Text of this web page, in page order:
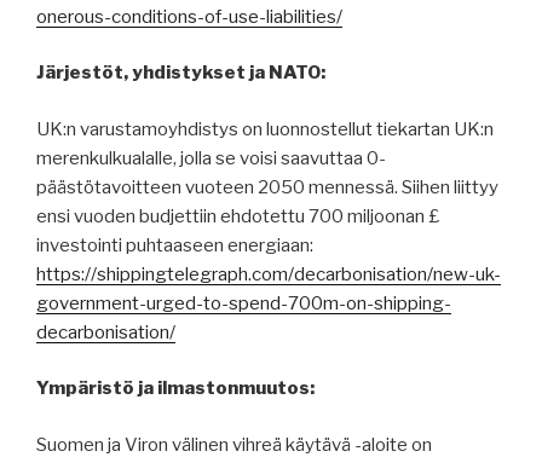
onerous-conditions-of-use-liabilities/
Järjestöt, yhdistykset ja NATO:
UK:n varustamoyhdistys on luonnostellut tiekartan UK:n
merenkulkualalle, jolla se voisi saavuttaa 0-
päästötavoitteen vuoteen 2050 mennessä. Siihen liittyy
ensi vuoden budjettiin ehdotettu 700 miljoonan £
investointi puhtaaseen energiaan:
https://shippingtelegraph.com/decarbonisation/new-uk-
government-urged-to-spend-700m-on-shipping-
decarbonisation/
Ympäristö ja ilmastonmuutos:
Suomen ja Viron välinen vihreä käytävä -aloite on